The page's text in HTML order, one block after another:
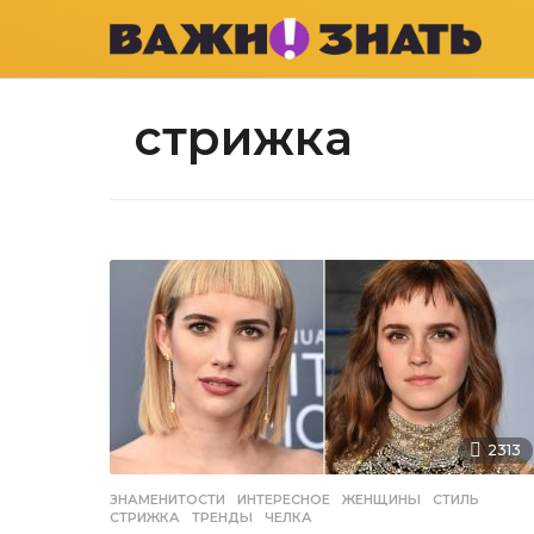
стрижка
2313
ЗНАМЕНИТОСТИ ,ИНТЕРЕСНОЕ ЖЕНЩИНЫ ,СТИЛЬ
СТРИЖКА
,ТРЕНДЫ ,ЧЕЛКА